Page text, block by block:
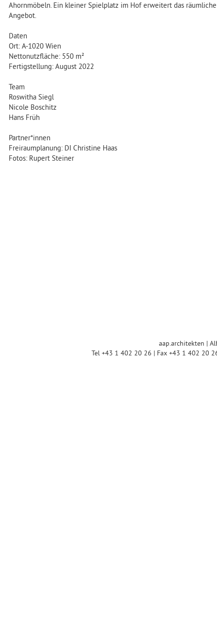
Ahornmöbeln. Ein kleiner Spielplatz im Hof erweitert das räumliche
Angebot.
Daten
Ort: A-1020 Wien
Nettonutzfläche: 550 m²
Fertigstellung: August 2022
Team
Roswitha Siegl
Nicole Boschitz
Hans Früh
Partner*innen
Freiraumplanung: DI Christine Haas
Fotos: Rupert Steiner
aap.architekten |
Tel +43 1 402 20 26 | Fax +43 1 402 20